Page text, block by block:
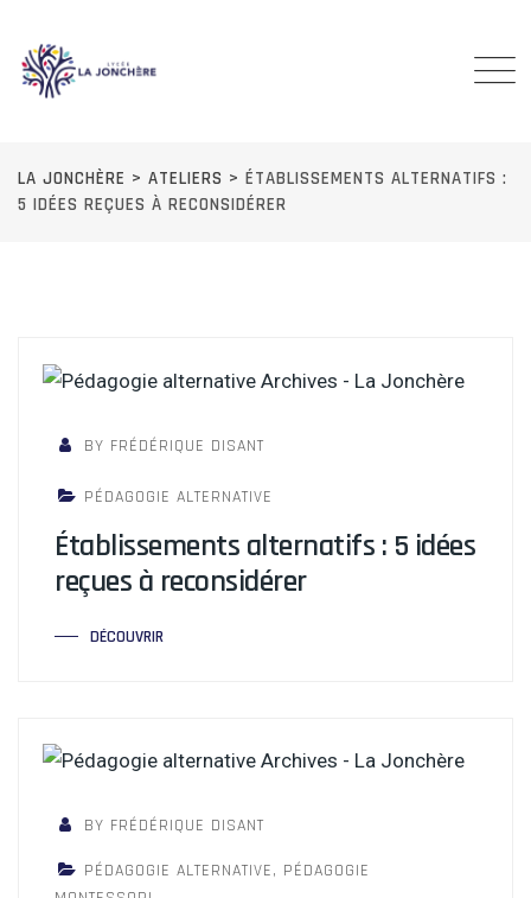
content
LA JONCHÈRE > ATELIERS > ÉTABLISSEMENTS ALTERNATIFS :
5 IDÉES REÇUES À RECONSIDÉRER
BY FRÉDÉRIQUE DISANT
PÉDAGOGIE ALTERNATIVE
Établissements alternatifs : 5 idées
reçues à reconsidérer
DÉCOUVRIR
BY FRÉDÉRIQUE DISANT
PÉDAGOGIE ALTERNATIVE, PÉDAGOGIE